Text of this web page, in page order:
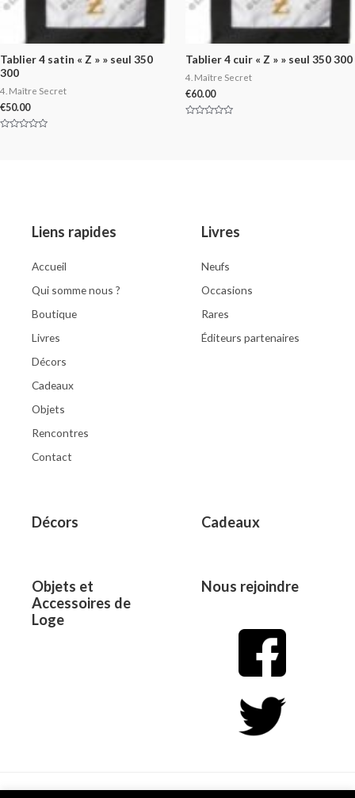
Tablier 4 satin « Z » » seul 350
300
4. Maître Secret
€50.00
Tablier 4 cuir « Z » » seul 350 300
4. Maître Secret
€60.00
Liens rapides
Accueil
Qui somme nous ?
Boutique
Livres
Décors
Cadeaux
Objets
Rencontres
Contact
Livres
Neufs
Occasions
Rares
Éditeurs partenaires
Décors Cadeaux
Objets et
Accessoires de
Loge
Nous rejoindre